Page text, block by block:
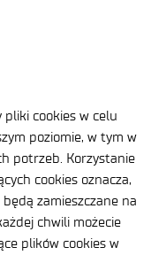
cookies w celu
poziomie, w tym w
potrzeb. Korzystanie
cookies oznacza,
zamieszczane na
chwili możecie
plików cookies w